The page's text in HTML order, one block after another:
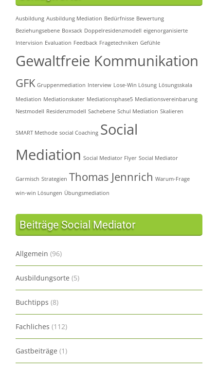
Ausbildung Ausbildung Mediation Bedürfnisse Bewertung
Beziehungsebene Boxsack Doppelresidenzmodell eigenorganisierte
Intervision Evaluation Feedback Fragetechniken Gefühle
Gewaltfreie Kommunikation
GFK Gruppenmediation Interview Lose-Win Lösung Lösungsskala
Mediation Mediationskater Mediationsphase5 Mediationsvereinbarung
Nestmodell Residenzmodell Sachebene Schul Mediation Skalieren
SMART Methode social Coaching Social
Mediation Social Mediator Flyer Social Mediator
Garmisch Strategien Thomas Jennrich Warum-Frage
win-win Lösungen Übungsmediation
Beiträge Social Mediator
Allgemein (96)
Ausbildungsorte (5)
Buchtipps (8)
Fachliches (112)
Gastbeiträge (1)